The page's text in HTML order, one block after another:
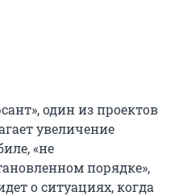
один из проектов
увеличение
«не
порядке»,
о ситуациях, когда